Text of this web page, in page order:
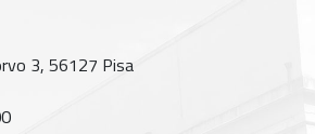
3, 56127 Pisa